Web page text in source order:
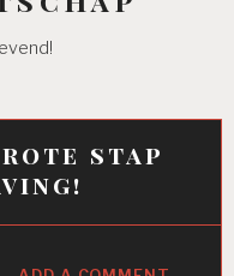
stap